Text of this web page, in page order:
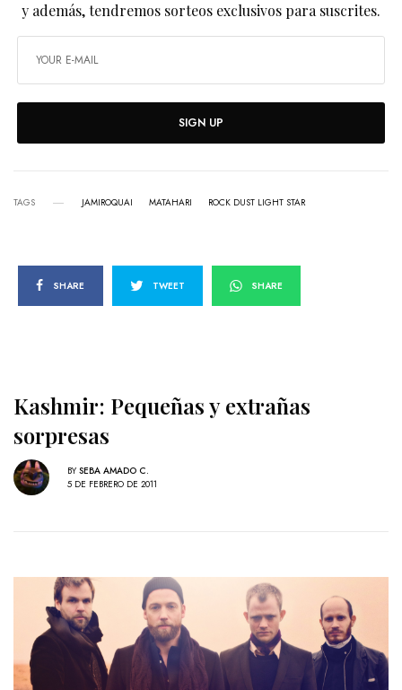
y además, tendremos sorteos exclusivos para suscrites.
SIGN UP
TAGS JAMIROQUAI MATAHARI ROCK DUST LIGHT STAR
SHARE TWEET SHARE
Kashmir: Pequeñas y extrañas
sorpresas
BY SEBA AMADO C.
5 DE FEBRERO DE 2011